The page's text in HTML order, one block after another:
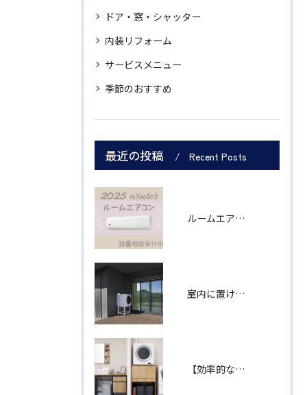
ドア・窓・シャッター
内装リフォーム
サービスメニュー
季節のおすすめ
最近の投稿 Recent Posts
ルームエアコン シャープ製６畳用
室内に置けなくても、あきらめなくて大丈夫！ 「乾太くん」軒下設置用モデル
【効率的な家事導線】"ランドリープラス"で、あなたの暮らしをもっと自由に。